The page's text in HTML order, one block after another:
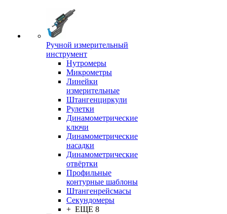
Ручной измерительный
инструмент
Нутромеры
Микрометры
Линейки
измерительные
Штангенциркули
Рулетки
Динамометрические
ключи
Динамометрические
насадки
Динамометрические
отвёртки
Профильные
контурные шаблоны
Штангенрейсмасы
Секундомеры
+ ЕЩЕ 8